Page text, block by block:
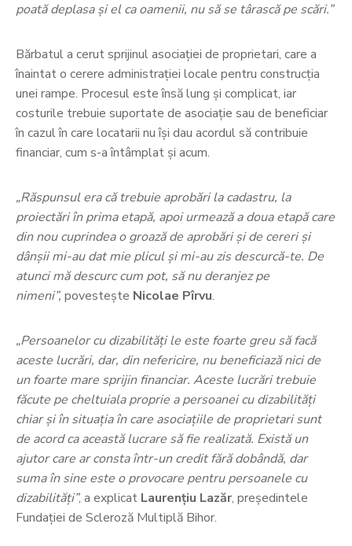
poată deplasa și el ca oamenii, nu să se târască pe scări.”
Bărbatul a cerut sprijinul asociației de proprietari, care a
înaintat o cerere administrației locale pentru construcția
unei rampe. Procesul este însă lung și complicat, iar
costurile trebuie suportate de asociaţie sau de beneficiar
în cazul în care locatarii nu îşi dau acordul să contribuie
financiar, cum s-a întâmplat şi acum.
„Răspunsul era că trebuie aprobări la cadastru, la
proiectări în prima etapă, apoi urmează a doua etapă care
din nou cuprindea o groază de aprobări și de cereri și
dânșii mi-au dat mie plicul și mi-au zis descurcă-te. De
atunci mă descurc cum pot, să nu deranjez pe
nimeni”, povestește Nicolae Pîrvu.
„Persoanelor cu dizabilități le este foarte greu să facă
aceste lucrări, dar, din nefericire, nu beneficiază nici de
un foarte mare sprijin financiar. Aceste lucrări trebuie
făcute pe cheltuiala proprie a persoanei cu dizabilități
chiar și în situația în care asociațiile de proprietari sunt
de acord ca această lucrare să fie realizată. Există un
ajutor care ar consta într-un credit fără dobândă, dar
suma în sine este o provocare pentru persoanele cu
dizabilități”, a explicat Laurențiu Lazăr, președintele
Fundației de Scleroză Multiplă Bihor.